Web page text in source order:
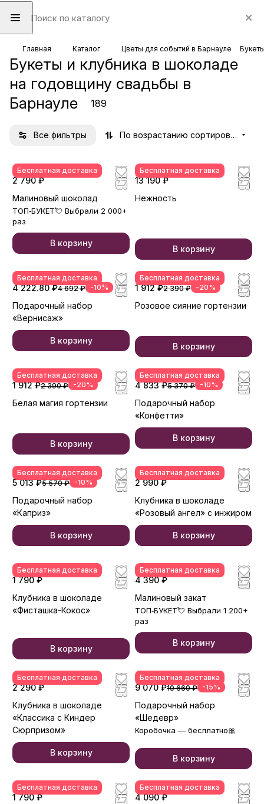
Главная Каталог Цветы для событий в Барнауле
Букеты и клубника в шоколаде
на годовщину свадьбы в
Барнауле
189
Все фильтры По возрастанию сортировки
Бесплатная доставка
2 790 ₽
Малиновый шоколад
ТОП‑БУКЕТ💘 Выбрали 2 000+
раз
В корзину
Бесплатная доставка
13 190 ₽
Нежность
В корзину
Бесплатная доставка
4 222.80 ₽4 692 ₽ -10%
Подарочный набор
«Вернисаж»
В корзину
Бесплатная доставка
1 912 ₽2 390 ₽ -20%
Розовое сияние гортензии
В корзину
Бесплатная доставка
1 912 ₽2 390 ₽ -20%
Белая магия гортензии
В корзину
Бесплатная доставка
4 833 ₽5 370 ₽ -10%
Подарочный набор
«Конфетти»
В корзину
Бесплатная доставка
5 013 ₽5 570 ₽ -10%
Подарочный набор
«Каприз»
В корзину
Бесплатная доставка
2 990 ₽
Клубника в шоколаде
«Розовый ангел» с инжиром
В корзину
Бесплатная доставка
1 790 ₽
Клубника в шоколаде
«Фисташка-Кокос»
В корзину
Бесплатная доставка
4 390 ₽
Малиновый закат
ТОП‑БУКЕТ💘 Выбрали 1 200+
раз
В корзину
Бесплатная доставка
2 290 ₽
Клубника в шоколаде
«Классика с Киндер
Сюрпризом»
В корзину
Бесплатная доставка
9 070 ₽10 660 ₽ -15%
Подарочный набор
«Шедевр»
Коробочка — бесплатно🎀
В корзину
Бесплатная доставка
1 790 ₽
Бесплатная доставка
4 090 ₽